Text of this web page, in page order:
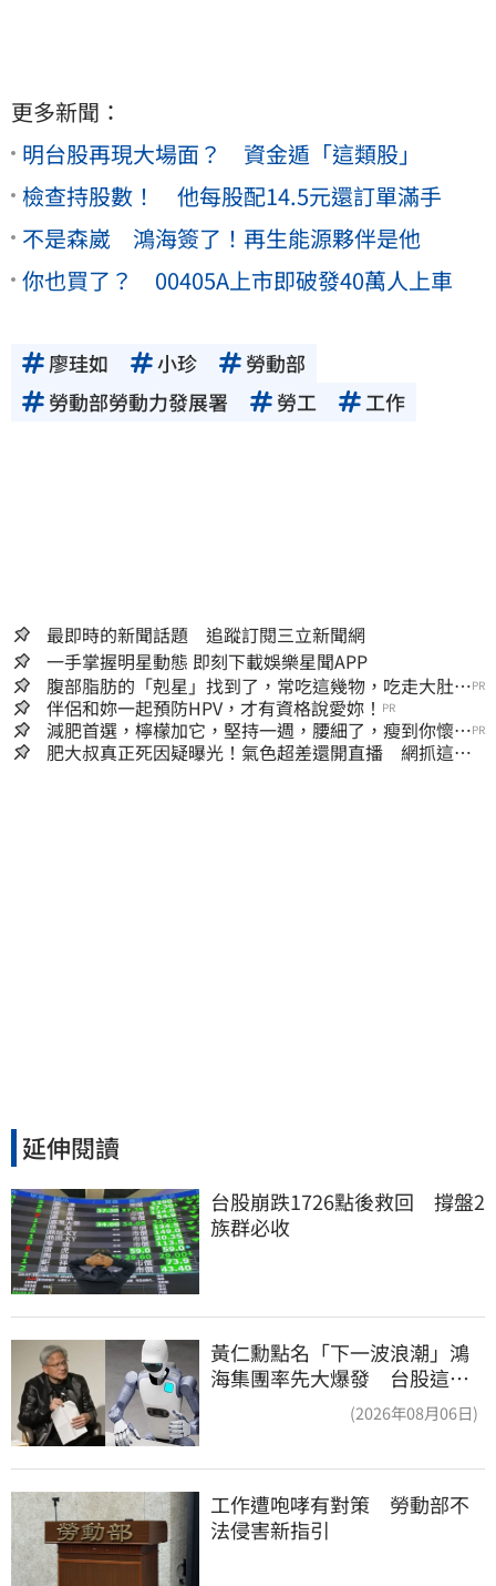
更多新聞：
明台股再現大場面？ 資金遁「這類股」
檢查持股數！ 他每股配14.5元還訂單滿手
不是森崴 鴻海簽了！再生能源夥伴是他
你也買了？ 00405A上市即破發40萬人上車
廖珪如 小珍
勞動部
勞動部勞動力發展署
勞工 工作
最即時的新聞話題 追蹤訂閱三立新聞網
一手掌握明星動態 即刻下載娛樂星聞APP
腹部脂肪的「剋星」找到了，常吃這幾物，吃走大肚
囊，瘦出小蠻腰
PR
伴侶和妳一起預防HPV，才有資格說愛妳！ PR
減肥首選，檸檬加它，堅持一週，腰細了，瘦到你懷疑
人生
PR
肥大叔真正死因疑曝光！氣色超差還開直播 網抓這一
延伸閱讀
台股崩跌1726點後救回　撐盤2
族群必收
黃仁勳點名「下一波浪潮」鴻
海集團率先大爆發 台股這族
(2026年08月06日)
工作遭咆哮有對策　勞動部不
法侵害新指引